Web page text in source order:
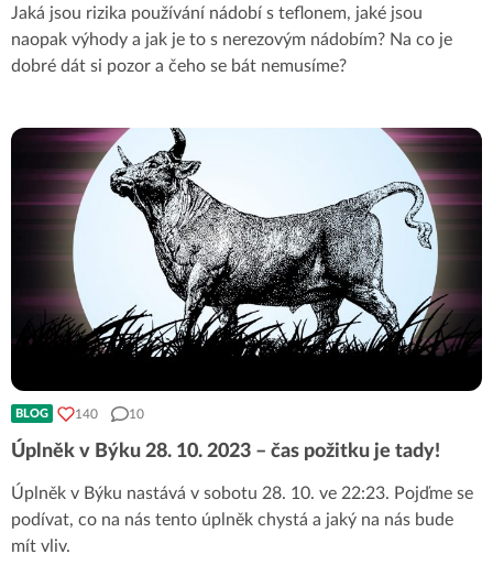
Jaká jsou rizika používání nádobí s teflonem, jaké jsou
naopak výhody a jak je to s nerezovým nádobím? Na co je
dobré dát si pozor a čeho se bát nemusíme?
BLOG 140 10
Úplněk v Býku 28. 10. 2023 – čas požitku je tady!
Úplněk v Býku nastává v sobotu 28. 10. ve 22:23. Pojďme se
podívat, co na nás tento úplněk chystá a jaký na nás bude
mít vliv.